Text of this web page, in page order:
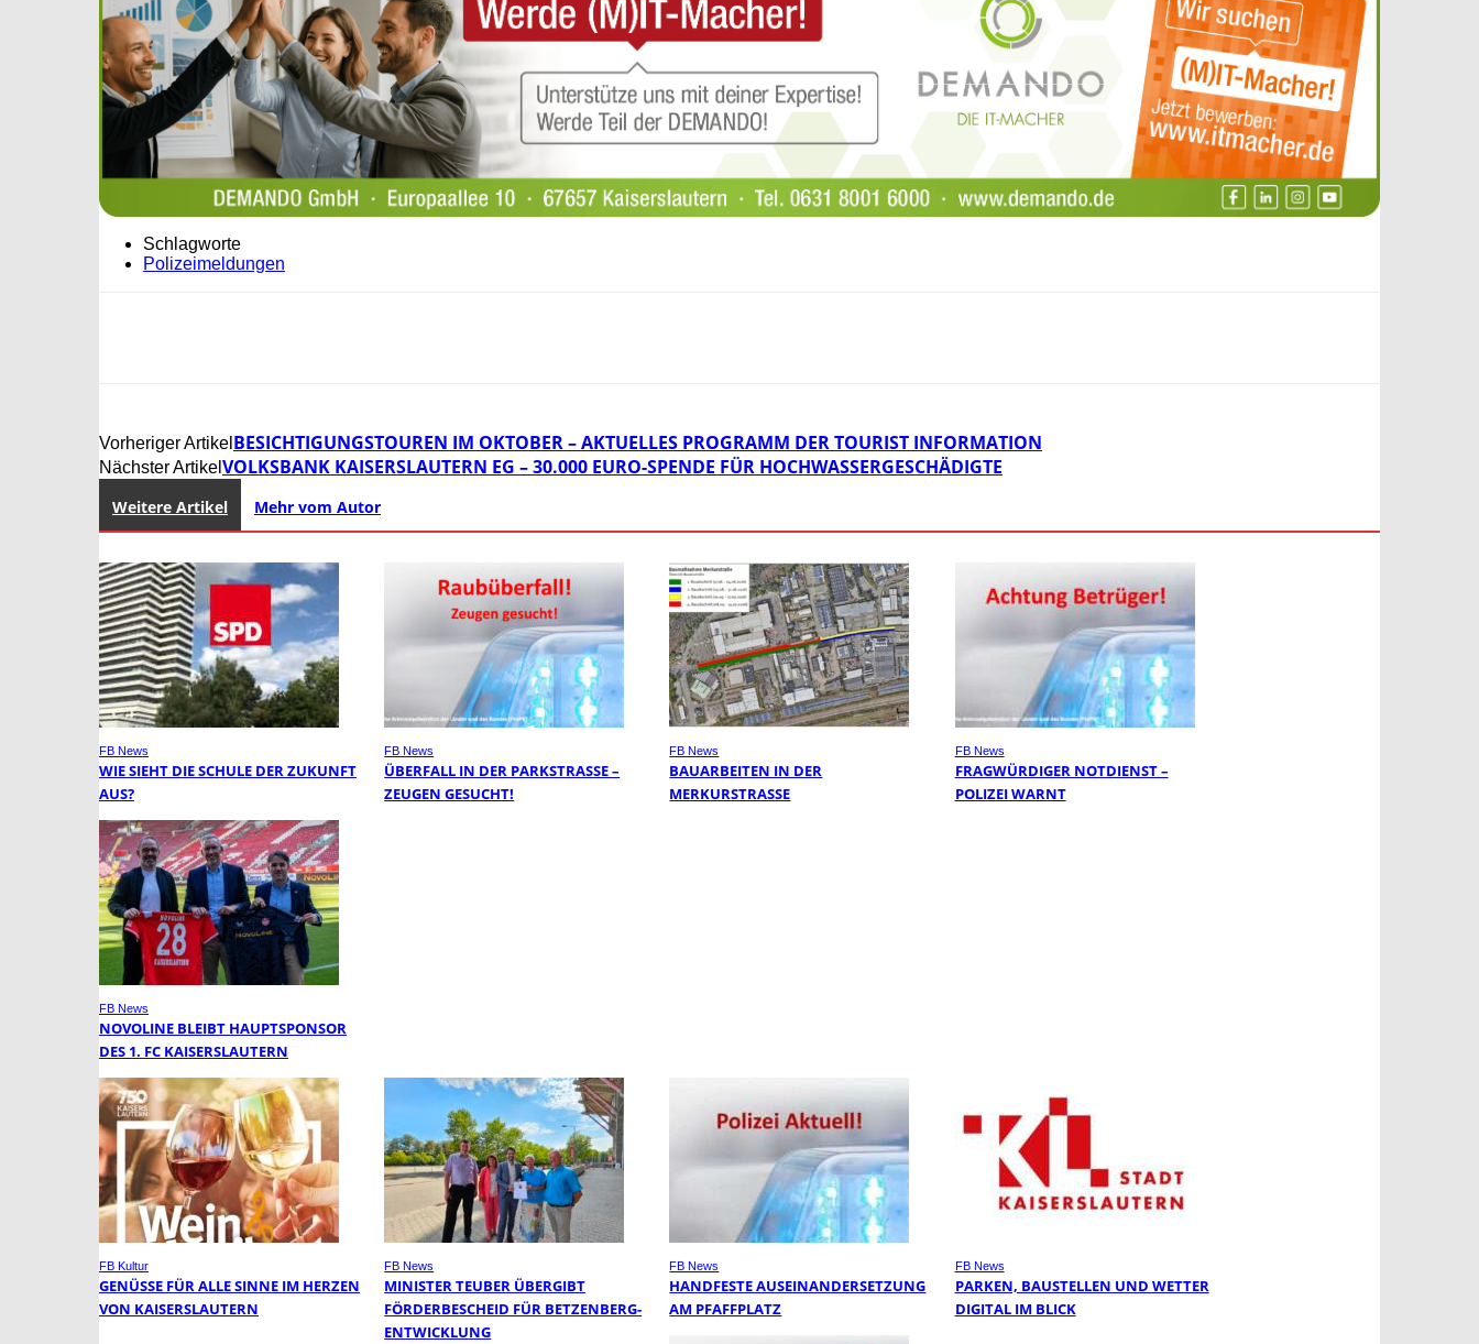
Schlagworte
Polizeimeldungen
Vorheriger Artikel BESICHTIGUNGSTOUREN IM OKTOBER – AKTUELLES PROGRAMM DER TOURIST INFORMATION
Nächster Artikel VOLKSBANK KAISERSLAUTERN EG – 30.000 EURO-SPENDE FÜR HOCHWASSERGESCHÄDIGTE
Weitere Artikel Mehr vom Autor
FB News
WIE SIEHT DIE SCHULE DER ZUKUNFT
AUS?
FB News
ÜBERFALL IN DER PARKSTRASSE – Z
EUGEN GESUCHT!
FB News
BAUARBEITEN IN DER
MERKURSTRASSE
FB News
FRAGWÜRDIGER NOTDIENST –
POLIZEI WARNT
FB News
NOVOLINE BLEIBT HAUPTSPONSOR
DES 1. FC KAISERSLAUTERN
FB Kultur
GENÜSSE FÜR ALLE SINNE IM HERZEN
VON KAISERSLAUTERN
FB News
MINISTER TEUBER ÜBERGIBT
FÖRDERBESCHEID FÜR BETZENBERG-
ENTWICKLUNG
FB News
HANDFESTE AUSEINANDERSETZUNG
AM PFAFFPLATZ
FB News
PARKEN, BAUSTELLEN UND WETTER
DIGITAL IM BLICK